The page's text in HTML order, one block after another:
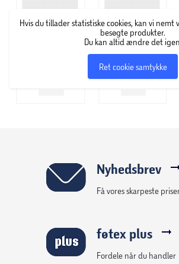
beholdere til aflevering af brugte
- Poseordningen, hvor du lægger
- Læg dem i bokse, batteristandere og/
affald, som kommunen henter hjemme
Hvis du tillader statistiske cookies, kan vi nemt
besøgte produkter.
Du kan altid ændre det
Ret cookie samtykke
Nyhedsbrev
Få vores skarpeste
føtex plus
Fordele når du handler